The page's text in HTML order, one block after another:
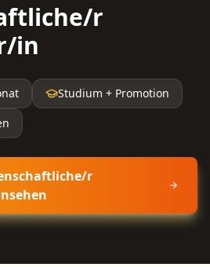
r
in
Studium + Promotion
r